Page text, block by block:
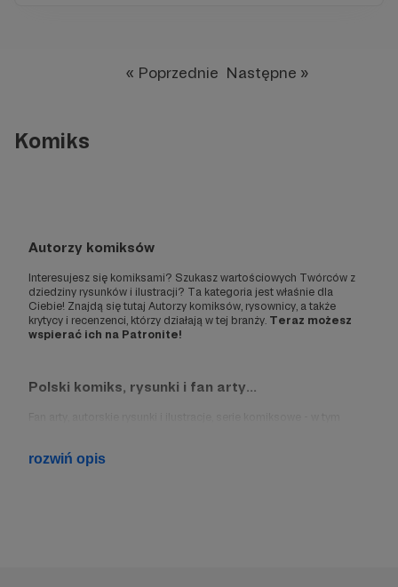
« Poprzednie Następne »
Komiks
Autorzy komiksów
Interesujesz się komiksami? Szukasz wartościowych Twórców z
dziedziny rysunków i ilustracji? Ta kategoria jest właśnie dla
Ciebie! Znajdą się tutaj Autorzy komiksów, rysownicy, a także
krytycy i recenzenci, którzy działają w tej branży. Teraz możesz
wspierać ich na Patronite!
Polski komiks, rysunki i fan arty...
rozwiń opis